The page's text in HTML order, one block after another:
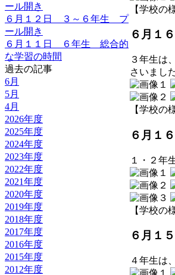
ール開き
６月１２日 ３～６年生 プ
ール開き
６月１１日 ６年生 総合的
な学習の時間
過去の記事
6月
5月
4月
2026年度
2025年度
2024年度
2023年度
2022年度
2021年度
2020年度
2019年度
2018年度
2017年度
2016年度
2015年度
2012年度
【学校の
６月１
３年生は
さいまし
【学校の
６月１
１・２年
【学校の
６月１
４年生は